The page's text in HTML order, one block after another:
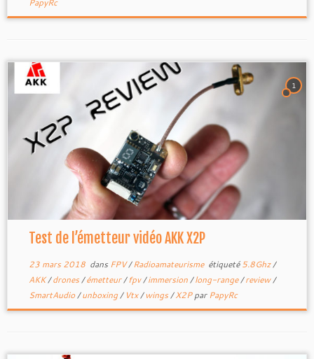
PapyRc
1
Test de l’émetteur vidéo AKK X2P
23 mars 2018dans FPV/Radioamateurisme étiqueté5.8Ghz/
AKK/drones/émetteur/fpv/immersion/long-range/review/
SmartAudio/unboxing/ Vtx/wings/X2PparPapyRc